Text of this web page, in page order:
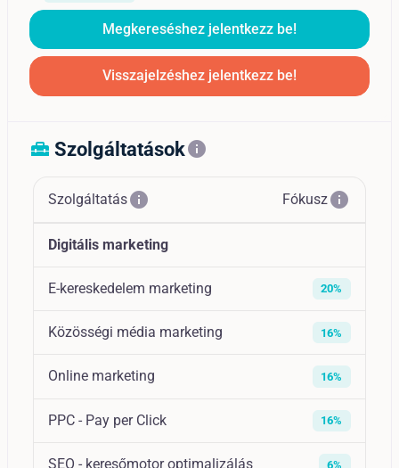
Megkereséshez jelentkezz be!
Visszajelzéshez jelentkezz be!
home_repair_service Szolgáltatásokinfo
Szolgáltatásinfo Fókuszinfo
Digitális marketing
E-kereskedelem marketing 20%
Közösségi média marketing 16%
Online marketing 16%
PPC - Pay per Click 16%
SEO - keresőmotor optimalizálás 6%